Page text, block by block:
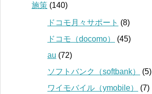
施策 (140)
ドコモ月々サポート (8)
ドコモ（docomo）
(45)
au (72)
ソフトバンク（softbank）
(5)
ワイモバイル（ymobile）
(7)